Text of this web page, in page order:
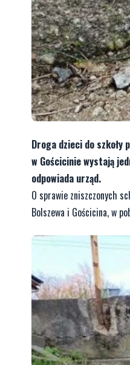
Droga dzieci do szkoły
w Gościcinie wystają
odpowiada urząd.
O sprawie zniszczonych
Bolszewa i Gościcina, w